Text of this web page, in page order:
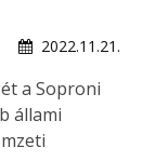
2022.11.21.
a Soproni
állami